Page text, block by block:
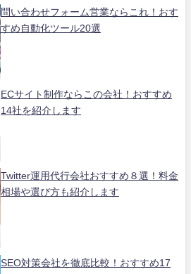
問い合わせフォーム営業ならこれ！おす
すめ自動化ツール20選
ECサイト制作ならこの会社！おすすめ
14社を紹介します
Twitter運用代行会社おすすめ８選！料金
相場や選び方も紹介します
SEO対策会社を徹底比較！おすすめ17